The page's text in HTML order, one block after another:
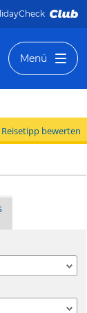
Menü
Reisetipp bewerten